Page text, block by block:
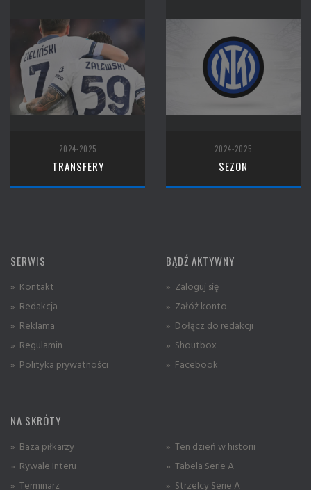
2024-2025
TRANSFERY
2024-2025
SEZON
SERWIS
» Kontakt
» Redakcja
» Reklama
» Regulamin
» Polityka prywatności
BĄDŹ AKTYWNY
» Zaloguj się
» Załóż konto
» Dołącz do redakcji
» Shoutbox
» Facebook
NA SKRÓTY
» Baza piłkarzy
» Rywale Interu
» Terminarz
» Ten dzień w historii
» Tabela Serie A
» Strzelcy Serie A